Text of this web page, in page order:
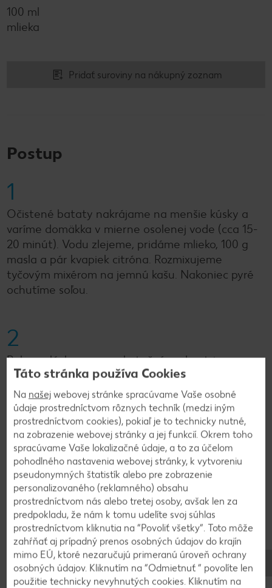
100 ml
mlieka
Pridať suroviny na nákupný zoznam
Postup
1
Očistené bataty nakrájame na menšie kúsky a
varíme domäkka v mierne osolenej vode (cca 15-
20 minút). Vodu zlejeme, pridáme mlieko, 100 g
masla a pár kvapiek citróna. Rozmixujeme
tyčovým mixérom na jemnú kašu. Nakoniec pyré
ochutíme soľou.
2
Rybu opláchneme, prebytočnú vodu utrieme
papierovým obrúskom. Rybu naporciujeme,
ochutíme soľou a mletým bielym korením. Na
panvici rozpustíme zvyšných 100 g masla a rybu
opečieme z oboch strán. Tresku vyberieme a do
výpeku pridáme citrónovú šťavu, prípadne ešte
kúsok studeného masla. Omáčku dochutíme
soľou.
3
Tresku servírujeme na batatovom pyré, preliatu
citrónovo-maslovou omáčkou. Dozdobíme
mikrobylinkami a plátkami citróna.
Táto stránka používa Cookies
Na našej webovej stránke spracúvame Vaše osobné
údaje prostredníctvom rôznych techník (medzi iným
prostredníctvom cookies), pokiaľ je to technicky nutné,
na zobrazenie webovej stránky a jej funkcií. Okrem toho
spracúvame Vaše lokalizačné údaje, a to za účelom
pohodlného nastavenia webovej stránky, k vytvoreniu
pseudonymných štatistík alebo pre zobrazenie
personalizovaného (reklamného) obsahu
prostredníctvom nás alebo tretej osoby, avšak len za
predpokladu, že nám k tomu udelíte svoj súhlas
prostredníctvom kliknutia na “Povoliť všetky”. Toto môže
zahŕňať aj prípadný prenos osobných údajov do krajín
mimo EÚ, ktoré nezaručujú primeranú úroveň ochrany
osobných údajov. Kliknutím na “Odmietnuť ” povolíte len
použitie technicky nevyhnutých cookies. Kliknutím na